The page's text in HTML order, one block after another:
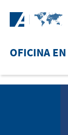
OFICINA